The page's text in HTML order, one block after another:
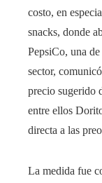
costo, en
snacks, donde
PepsiCo, una
sector,
precio sugerido
entre ellos
directa a las
La medida fue